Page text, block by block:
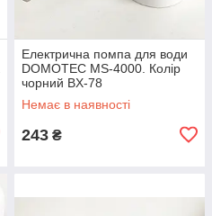
Електрична помпа для води
DOMOTEC MS-4000. Колір
чорний BX-78
Немає в наявності
243 ₴